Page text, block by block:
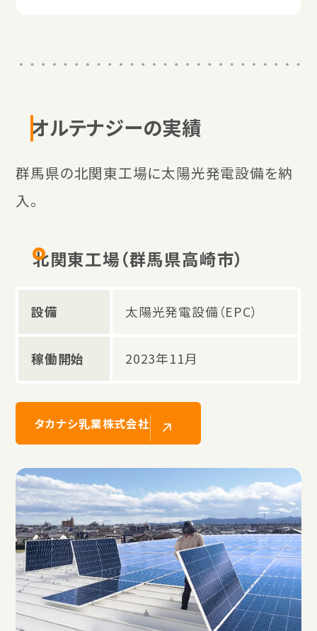
オルテナジーの実績
群馬県の北関東工場に太陽光発電設備を納
入。
北関東工場（群馬県高崎市）
設備 太陽光発電設備（EPC）
稼働開始 2023年11月
タカナシ乳業株式会社